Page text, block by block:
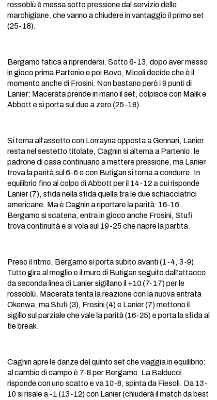
rossoblù è messa sotto pressione dal servizio delle
marchigiane, che vanno a chiudere in vantaggio il primo set
(25-18).
Bergamo fatica a riprendersi. Sotto 6-13, dopo aver messo
in gioco prima Partenio e poi Bovo, Micoli decide che è il
momento anche di Frosini. Non bastano però i 9 punti di
Lanier: Macerata prende in mano il set, colpisce con Malik e
Abbott e si porta sul due a zero (25-18).
Si torna all’assetto con Lorrayna opposta a Gennari, Lanier
resta nel sestetto titolate, Cagnin si alterna a Partenio: le
padrone di casa continuano a mettere pressione, ma Lanier
trova la parità sul 6-6 e con Butigan si torna a condurre. In
equilibrio fino al colpo di Abbott per il 14-12 a cui risponde
Lanier (7), sfida nella sfida quella tra le due schiacciatrici
americane. Ma è Cagnin a riportare la parità: 16-16.
Bergamo si scatena, entra in gioco anche Frosini, Stufi
trova continuità e si vola sul 19-25 che riapre la partita.
Preso il ritmo, Bergamo si porta subito avanti (1-4, 3-9).
Tutto gira al meglio e il muro di Butigan seguito dall’attacco
da seconda linea di Lanier sigillano il +10 (7-17) per le
rossoblù. Macerata tenta la reazione con la nuova entrata
Okenwa, ma Stufi (3), Frosini (4) e Lanier (7) mettono il
sigillo sul parziale che vale la parità (16-25) e porta la sfida al
tie break.
Cagnin apre le danze del quinto set che viaggia in equilibrio:
al cambio di campo è 7-8 per Bergamo. La Balducci
risponde con uno scatto e va 10-8, spinta da Fiesoli. Da 13-
10 si risale a -1 (13-12) con Lanier (chiuderà il match da best